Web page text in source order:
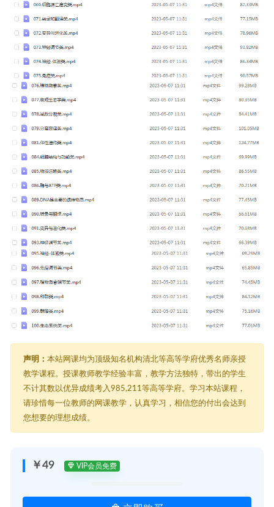
声明： 本站网课均为顶级知名机构清北等高等学府优秀名师亲授
教学课程。授课教师教学经验丰富，教学方法独特，带出的学生
不计其数以优异成绩考入985,211等高等学府。学习本站课程，
请珍惜每一位教师的网课教学，认真学习，相信您的付出会达到
您想要的理想成绩。
￥49 VIP会员免费